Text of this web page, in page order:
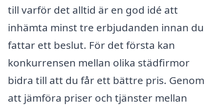
till varför det alltid är en god idé att
inhämta minst tre erbjudanden innan du
fattar ett beslut. För det första kan
konkurrensen mellan olika städfirmor
bidra till att du får ett bättre pris. Genom
att jämföra priser och tjänster mellan